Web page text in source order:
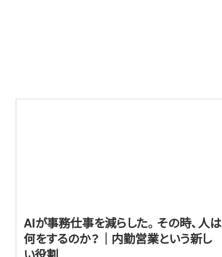
AIが事務仕事を減らした。その時、人は
何をするのか？｜内勤営業という新し